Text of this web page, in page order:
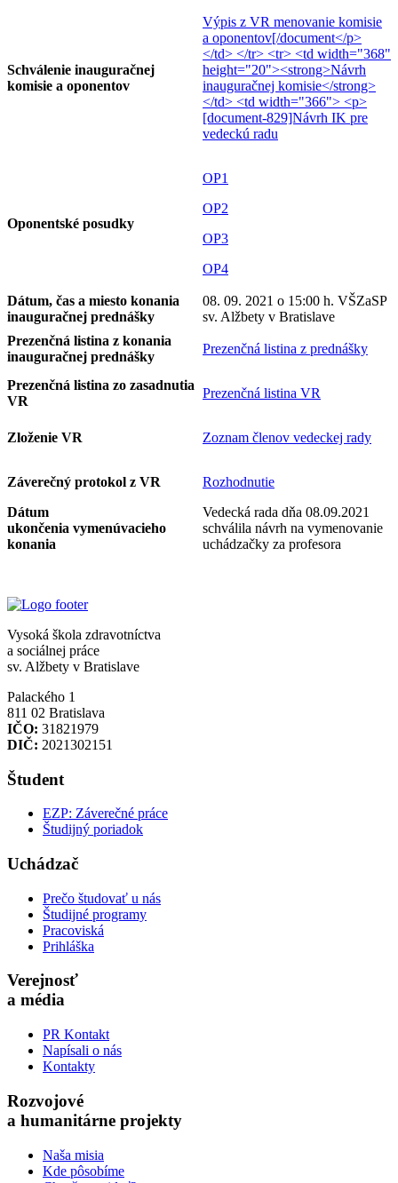
Schválenie inauguračnej
komisie a oponentov
Výpis z VR menovanie komisie
a oponentov[/document</p>
</td> </tr> <tr> <td width="368"
height="20"><strong>Návrh
inauguračnej komisie</strong>
</td> <td width="366"> <p>
[document-829]Návrh IK pre
vedeckú radu
Oponentské posudky
OP1
OP2
OP3
OP4
Dátum, čas a miesto konania
inauguračnej prednášky
08. 09. 2021 o 15:00 h. VŠZaSP
sv. Alžbety v Bratislave
Prezenčná listina z konania
inauguračnej prednášky
Prezenčná listina z prednášky
Prezenčná listina zo zasadnutia
VR
Prezenčná listina VR
Zloženie VR Zoznam členov vedeckej rady
Záverečný protokol z VR
Rozhodnutie
Dátum
ukončenia vymenúvacieho
konania
Vedecká rada dňa 08.09.2021
schválila návrh na vymenovanie
uchádzačky za profesora
Vysoká škola zdravotníctva
a sociálnej práce
sv. Alžbety v Bratislave
Palackého 1
811 02 Bratislava
IČO: 31821979
DIČ: 2021302151
Študent
EZP: Záverečné práce
Študijný poriadok
Uchádzač
Prečo študovať u nás
Študijné programy
Pracoviská
Prihláška
Verejnosť
a média
PR Kontakt
Napísali o nás
Kontakty
Rozvojové
a humanitárne projekty
Naša misia
Kde pôsobíme